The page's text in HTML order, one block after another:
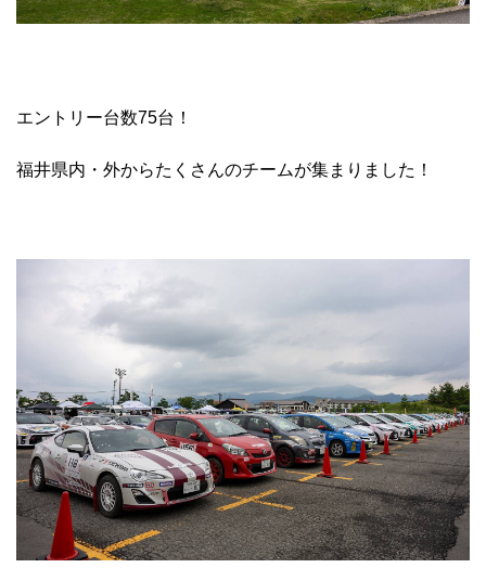
エントリー台数75台！
福井県内・外からたくさんのチームが集まりました！